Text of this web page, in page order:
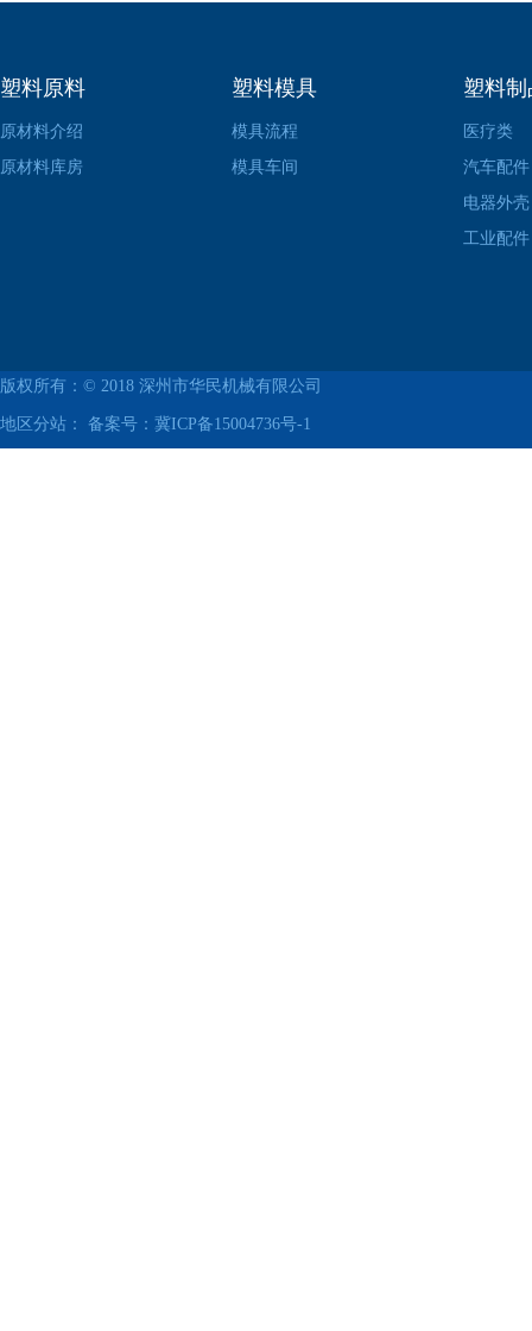
塑料原料
原材料介绍
原材料库房
塑料模具
模具流程
模具车间
塑料制
医疗类
汽车配件
电器外壳
工业配件
版权所有：© 2018 深州市华民机械有限公司
地区分站： 备案号： 冀ICP备15004736号-1